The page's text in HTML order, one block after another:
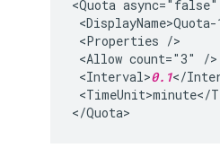
<Quota
<Properties />
<Allow count="3" />
<Interval>0.1</
<TimeUnit>minute</